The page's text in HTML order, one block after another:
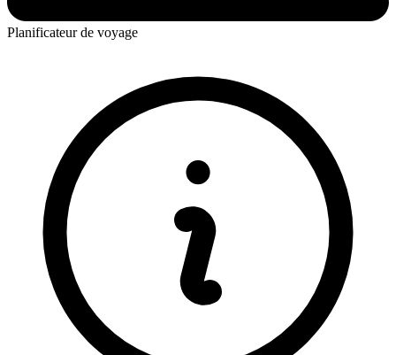
Planificateur de voyage